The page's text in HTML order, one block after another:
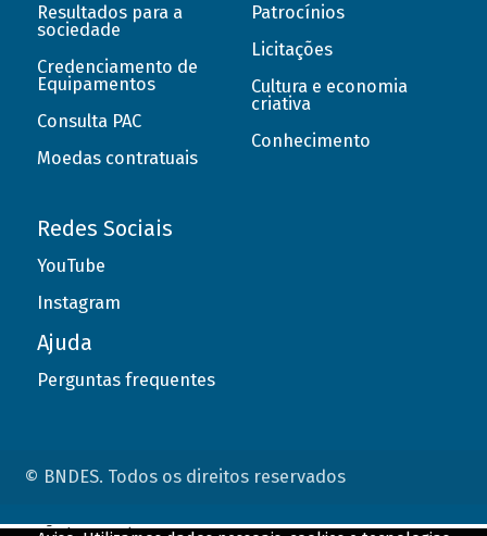
Resultados para a
sociedade
Credenciamento de
Equipamentos
Consulta PAC
Moedas contratuais
Patrocínios
Licitações
Cultura e economia
criativa
Conhecimento
Redes Sociais
YouTube
Instagram
Ajuda
Perguntas frequentes
© BNDES. Todos os direitos reservados